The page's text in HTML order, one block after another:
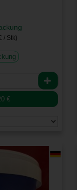
/ Stk)
€